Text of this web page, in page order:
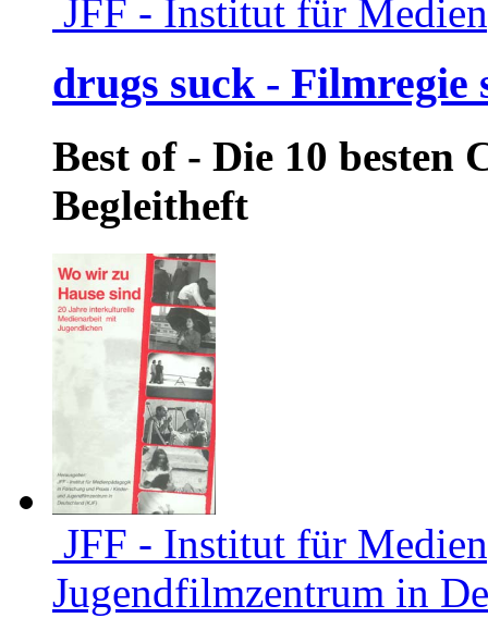
JFF - Institut für
drugs suck - Filmregie
Best of - Die 10 besten
Begleitheft
JFF - Institut für
Jugendfilmzentrum in